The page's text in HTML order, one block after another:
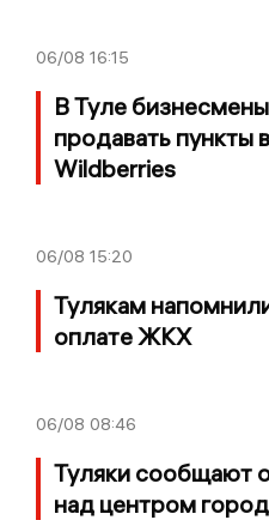
06/08 16:15
В Туле
продавать пункты
Wildberries
06/08 15:20
Тулякам
оплате ЖКХ
06/08 08:46
Туляки сообщают
над центром